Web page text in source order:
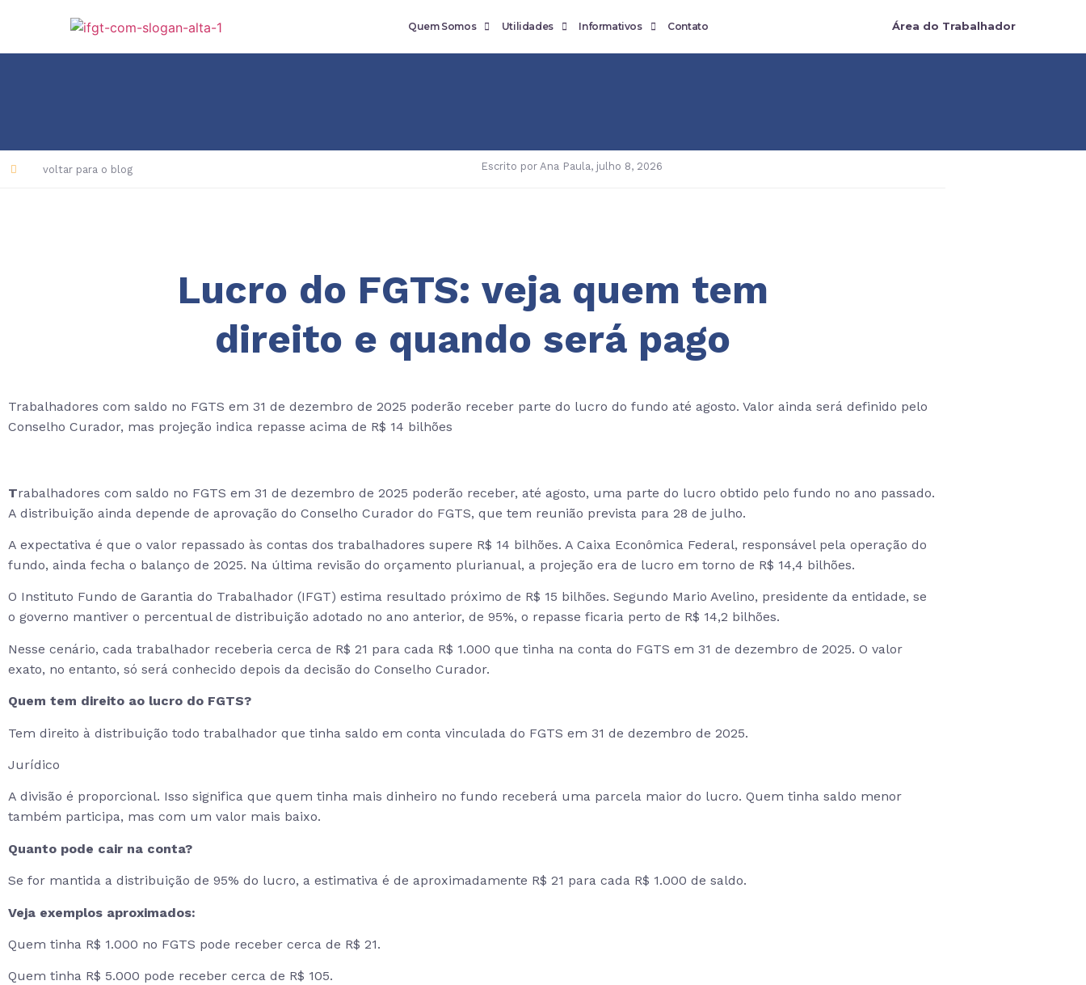
Quem Somos Utilidades Informativos Contato Área do Trabalhador
voltar para o blog Escrito por Ana Paula, julho 8, 2026
Lucro do FGTS: veja quem tem
direito e quando será pago
Trabalhadores com saldo no FGTS em 31 de dezembro de 2025 poderão receber parte do lucro do fundo até agosto. Valor ainda será definido pelo
Conselho Curador, mas projeção indica repasse acima de R$ 14 bilhões
Trabalhadores com saldo no FGTS em 31 de dezembro de 2025 poderão receber, até agosto, uma parte do lucro obtido pelo fundo no ano passado.
A distribuição ainda depende de aprovação do Conselho Curador do FGTS, que tem reunião prevista para 28 de julho.
A expectativa é que o valor repassado às contas dos trabalhadores supere R$ 14 bilhões. A Caixa Econômica Federal, responsável pela operação do
fundo, ainda fecha o balanço de 2025. Na última revisão do orçamento plurianual, a projeção era de lucro em torno de R$ 14,4 bilhões.
O Instituto Fundo de Garantia do Trabalhador (IFGT) estima resultado próximo de R$ 15 bilhões. Segundo Mario Avelino, presidente da entidade, se
o governo mantiver o percentual de distribuição adotado no ano anterior, de 95%, o repasse ficaria perto de R$ 14,2 bilhões.
Nesse cenário, cada trabalhador receberia cerca de R$ 21 para cada R$ 1.000 que tinha na conta do FGTS em 31 de dezembro de 2025. O valor
exato, no entanto, só será conhecido depois da decisão do Conselho Curador.
Quem tem direito ao lucro do FGTS?
Tem direito à distribuição todo trabalhador que tinha saldo em conta vinculada do FGTS em 31 de dezembro de 2025.
Jurídico
A divisão é proporcional. Isso significa que quem tinha mais dinheiro no fundo receberá uma parcela maior do lucro. Quem tinha saldo menor
também participa, mas com um valor mais baixo.
Quanto pode cair na conta?
Se for mantida a distribuição de 95% do lucro, a estimativa é de aproximadamente R$ 21 para cada R$ 1.000 de saldo.
Veja exemplos aproximados:
Quem tinha R$ 1.000 no FGTS pode receber cerca de R$ 21.
Quem tinha R$ 5.000 pode receber cerca de R$ 105.